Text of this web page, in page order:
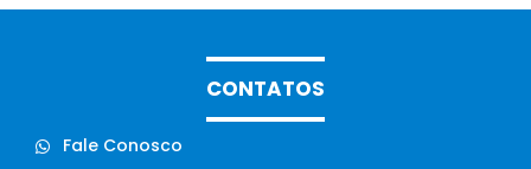
CONTATOS
Fale Conosco